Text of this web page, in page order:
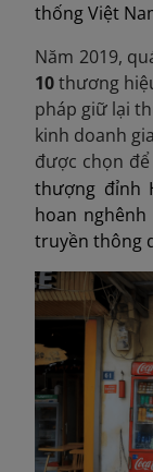
thống Việt
Năm 2019,
10thương
pháp giữ lại
kinh doanh
được chọn
thượng đỉnh
hoan
truyền thông